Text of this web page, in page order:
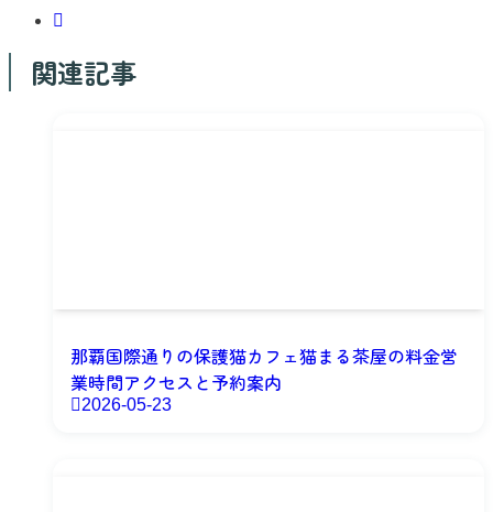
関連記事
那覇国際通りの保護猫カフェ猫まる茶屋の料金営
業時間アクセスと予約案内
2026-05-23